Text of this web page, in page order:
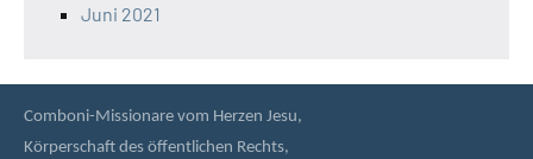
Juni 2021
Comboni-Missionare vom Herzen Jesu,
Körperschaft des öffentlichen Rechts,